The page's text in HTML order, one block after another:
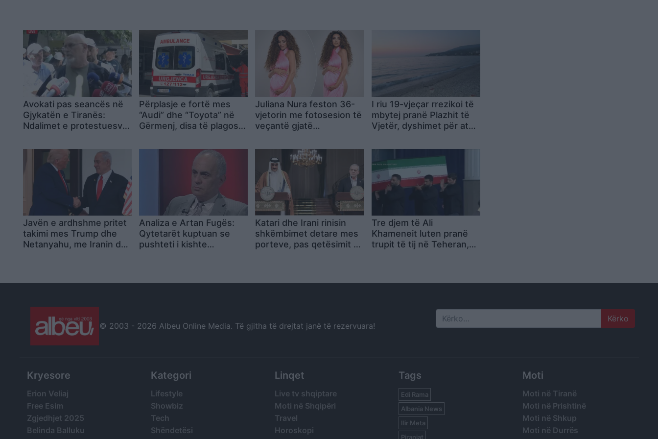
Avokati pas seancës në
Gjykatën e Tiranës:
Ndalimet e protestuesve
kundërligjshme, për dy u
kërkua burg
Përplasje e fortë mes
“Audi” dhe “Toyota” në
Gërmenj, disa të plagosur
Juliana Nura feston 36-
vjetorin me fotosesion të
veçantë gjatë
thyej tabutë
I riu 19-vjeçar rrezikoi të
mbytej pranë Plazhit të
Vjetër, dyshimet për atak
Javën e ardhshme pritet
takimi mes Trump dhe
Netanyahu, me Iranin dhe
Analiza e Artan Fugës:
Qytetarët kuptuan se
pushteti i kishte
Katari dhe Irani rinisin
shkëmbimet detare mes
porteve, pas qetësimit të
Tre djem të Ali
Khameneit luten pranë
trupit të tij në Teheran,
© 2003 - 2026 Albeu Online Media. Të gjitha të drejtat janë të rezervuara! Search
Kryesore
Erion Veliaj
Free Esim
Zgjedhjet 2025
Belinda Balluku
Kategori
Lifestyle
Showbiz
Tech
Shëndetësi
Linqet
Live tv shqiptare
Moti në Shqipëri
Travel
Horoskopi
Tags
Edi Rama
Albania News
Ilir Meta
Piranjat
Moti
Moti në Tiranë
Moti në Prishtinë
Moti në Shkup
Moti në Durrës